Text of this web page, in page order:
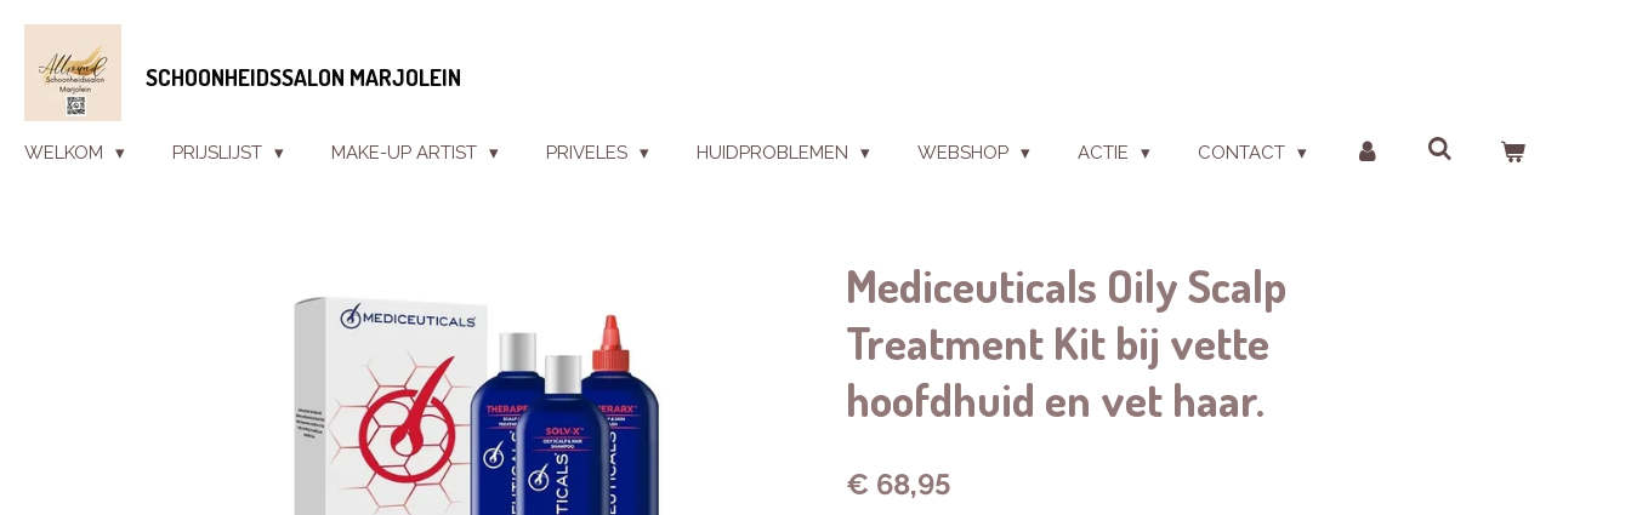
Ga
direct
naar
SCHOONHEIDSSALON MARJOLEIN
WELKOM PRIJSLIJST MAKE-UP ARTIST PRIVELES HUIDPROBLEMEN WEBSHOP ACTIE CONTACT
Mediceuticals Oily Scalp
Treatment Kit bij vette
hoofdhuid en vet haar.
€ 68,95